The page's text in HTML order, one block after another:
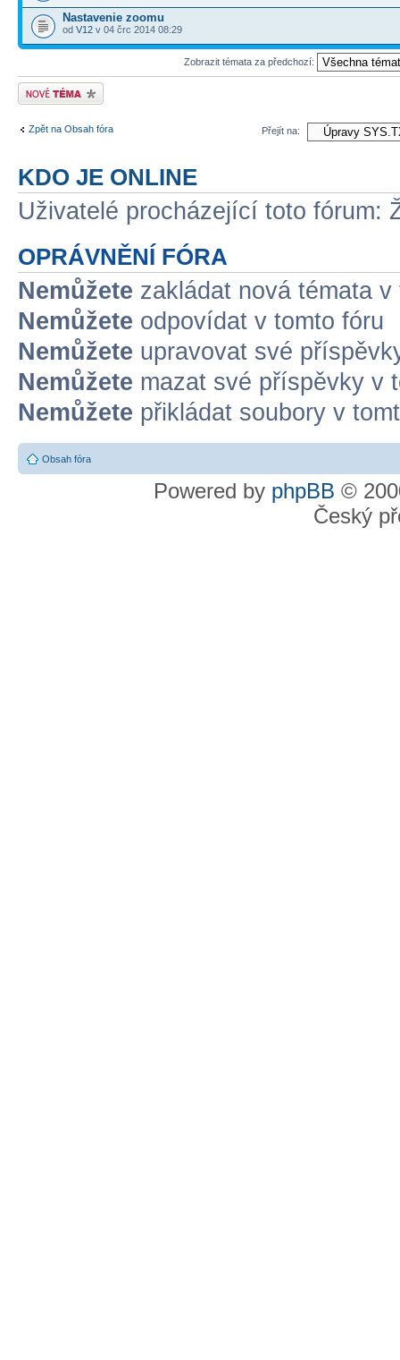
Nastavenie zoomu
od V12 v 04 črc 2014 08:29
Zobrazit témata za předchozí:
Odeslat nové téma
Zpět na Obsah fóra Přejít na:
KDO JE ONLINE
Uživatelé procházející toto fórum:
OPRÁVNĚNÍ FÓRA
Nemůžete zakládat nová témata v
Nemůžete odpovídat v tomto fóru
Nemůžete upravovat své
Nemůžete mazat své příspěvky v
Nemůžete přikládat soubory v
Obsah fóra
Powered by phpBB ©
Český